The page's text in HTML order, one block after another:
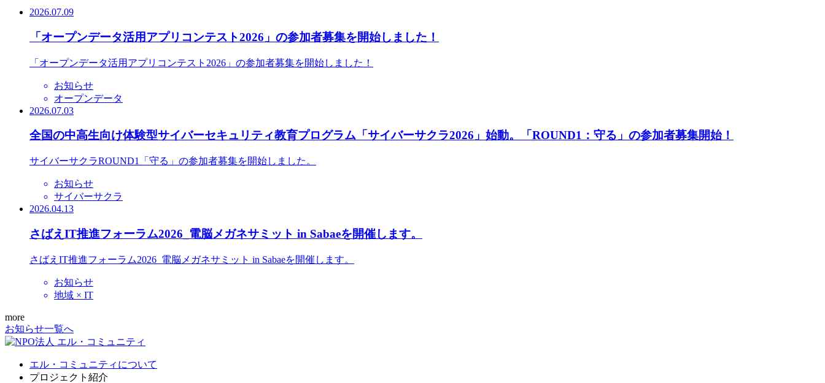
2026.07.09
「オープンデータ活用アプリコンテスト2026」の参加者募集を開始しました！
「オープンデータ活用アプリコンテスト2026」の参加者募集を開始しました！
お知らせ
オープンデータ
2026.07.03
全国の中高生向け体験型サイバーセキュリティ教育プログラム「サイバーサクラ2026」始動。「ROUND1：守る」の参加者募集開始！
サイバーサクラROUND1「守る」の参加者募集を開始しました。
お知らせ
サイバーサクラ
2026.04.13
さばえIT推進フォーラム2026_電脳メガネサミット in Sabaeを開催します。
さばえIT推進フォーラム2026_電脳メガネサミット in Sabaeを開催します。
お知らせ
地域 × IT
more
お知らせ一覧へ
エル・コミュニティについて
プロジェクト紹介